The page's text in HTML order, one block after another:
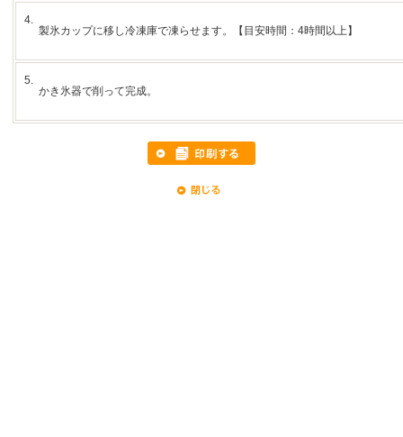
4.
製氷カップに移し冷凍庫で凍らせます。【目安時間：4時間以上】
5.
かき氷器で削って完成。